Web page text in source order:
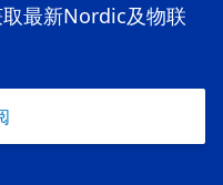
最新Nordic及物联